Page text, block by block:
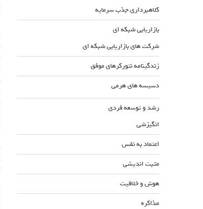
کلاهبرداری جذب سرمایه
بازاریابی شبکه ای
شرکت های بازاریابی شبکه ای
زندگینامه نتورکرهای موفق
دسیسه های هرمی
رشد و توسعه فردی
انگیزشی
اعتماد به نفس
مثبت اندیشی
هوش و خلاقیت
مذاکره